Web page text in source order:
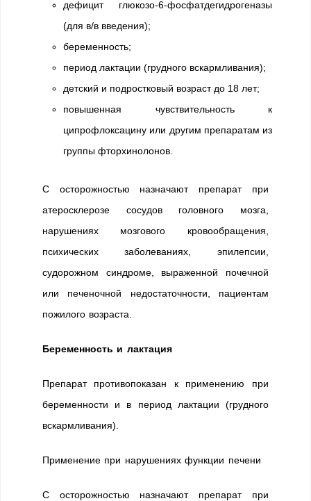
дефицит глюкозо-6-фосфатдегидрогеназы
(для в/в введения);
беременность;
период лактации (грудного вскармливания);
детский и подростковый возраст до 18 лет;
повышенная чувствительность к
ципрофлоксацину или другим препаратам из
группы фторхинолонов.
С осторожностью назначают препарат при
атеросклерозе сосудов головного мозга,
нарушениях мозгового кровообращения,
психических заболеваниях, эпилепсии,
судорожном синдроме, выраженной почечной
или печеночной недостаточности, пациентам
пожилого возраста.
Беременность и лактация
Препарат противопоказан к применению при
беременности и в период лактации (грудного
вскармливания).
Применение при нарушениях функции печени
С осторожностью назначают препарат при